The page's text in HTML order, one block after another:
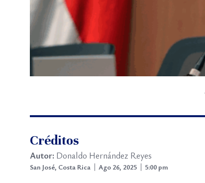
Créditos
Autor: Donaldo Hernández Reyes
San José, Costa Rica Ago 26, 2025 5:00 pm